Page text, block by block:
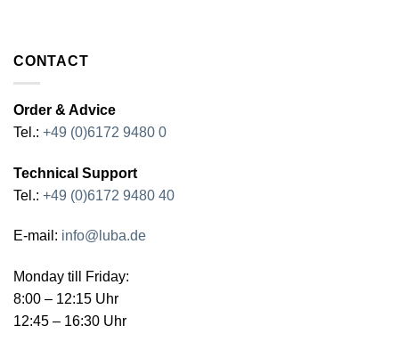
CONTACT
Order & Advice
Tel.: +49 (0)6172 9480 0
Technical Support
Tel.: +49 (0)6172 9480 40
E-mail: info@luba.de
Monday till Friday:
8:00 – 12:15 Uhr
12:45 – 16:30 Uhr